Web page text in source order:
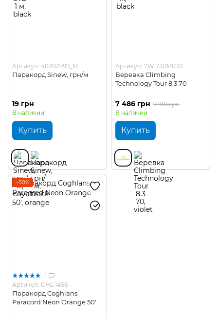
Артикул: 40202999_M
Паракорд Sinew, грн/м
19 грн
В наличии
Купить
Артикул: 7W1730M070
Веревка Climbing
Technology Tour 8.3 70
7 486 грн 9 981 грн
В наличии
Купить
−50%
1
Артикул: CHL.1456
Паракорд Coghlans
Paracord Neon Orange 50'